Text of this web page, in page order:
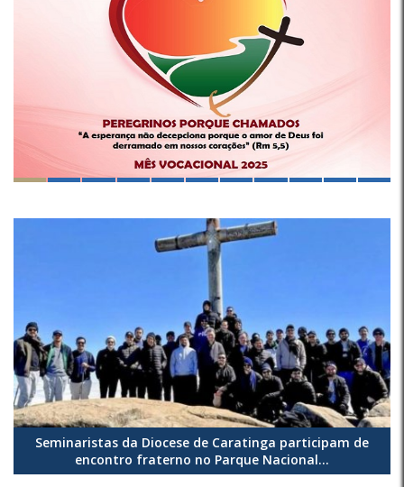
Seminaristas da Diocese de Caratinga participam de
encontro fraterno no Parque Nacional...